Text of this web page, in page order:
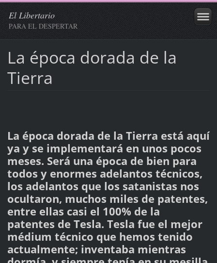
El Libertario
PARA EL DESPERTAR
La época dorada de la
Tierra
La época dorada de la Tierra está aquí
ya y se implementará en unos pocos
meses. Será una época de bien para
todos y enormes adelantos técnicos,
los adelantos que los satanistas nos
ocultaron, muchos miles de patentes,
entre ellas casi el 100% de la
patentes de Tesla. Tesla fue el mejor
médium técnico que hemos tenido
actualmente; inventaba mientras